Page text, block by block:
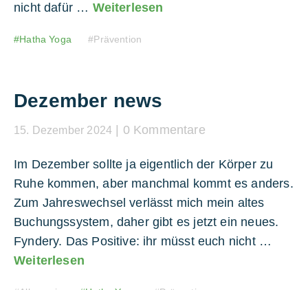
nicht dafür … Weiterlesen
Hatha Yoga Prävention
Dezember news
15. Dezember 2024 0 Kommentare
Im Dezember sollte ja eigentlich der Körper zu
Ruhe kommen, aber manchmal kommt es anders.
Zum Jahreswechsel verlässt mich mein altes
Buchungssystem, daher gibt es jetzt ein neues.
Fyndery. Das Positive: ihr müsst euch nicht …
Weiterlesen